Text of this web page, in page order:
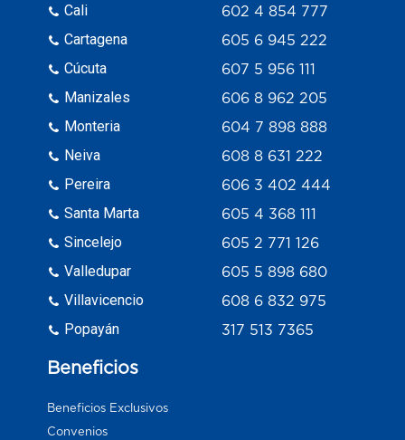
Cali
Cartagena
Cúcuta
Manizales
Monteria
Neiva
Pereira
Santa Marta
Sincelejo
Valledupar
Villavicencio
Popayán
602 4 854 777
605 6 945 222
607 5 956 111
606 8 962 205
604 7 898 888
608 8 631 222
606 3 402 444
605 4 368 111
605 2 771 126
605 5 898 680
608 6 832 975
317 513 7365
Beneficios
Beneficios Exclusivos
Convenios